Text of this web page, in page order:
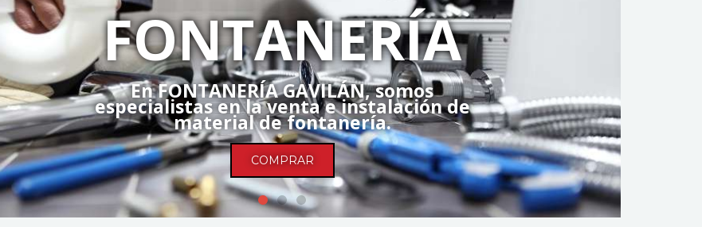
FONTANERÍA
En FONTANERÍA GAVILÁN, somos
especialistas en la venta e instalación de
material de fontanería.
COMPRAR